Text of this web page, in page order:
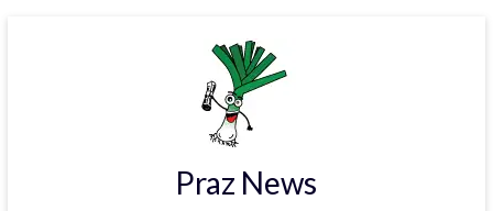
Praz News